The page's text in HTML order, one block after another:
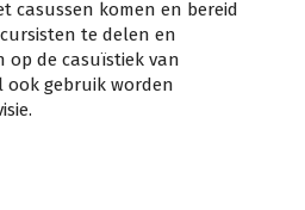
casussen komen en bereid
te delen en
op de casuïstiek van
ook gebruik worden